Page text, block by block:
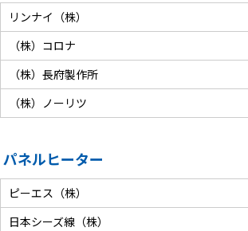
リンナイ（株）
（株）コロナ
（株）長府製作所
（株）ノーリツ
パネルヒーター
ピーエス（株）
日本シーズ線（株）